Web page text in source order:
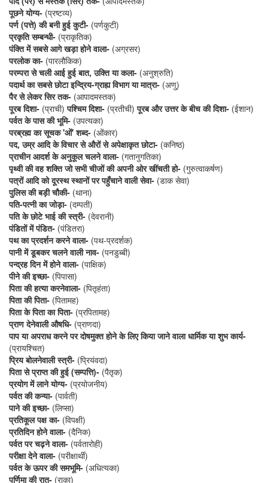
पूछने योग्य- (प्रष्टव्य)
पर्ण (पत्ते) की बनी हुई कुटी- (पर्णकुटी)
प्रकृति सम्बन्धी- (प्राकृतिक)
पंक्ति में सबसे आगे खड़ा होने वाला- (अग्रसर)
परलोक का- (पारलौकिक)
परम्परा से चली आई हुई बात, उक्ति या कला- (अनुश्रुति)
पदार्थ का सबसे छोटा इन्द्रिय-ग्राह्य विभाग या मात्रा- (अणु)
पैर से लेकर सिर तक- (आपादमस्तक)
पूरब दिशा- (प्राची)पश्चिम दिशा- (प्रतीची)पूरब और उत्तर के बीच की दिशा- (ईशान)
पर्वत के पास की भूमि- (उपत्यका)
परब्रह्म का सूचक 'ओं' शब्द- (ओंकार)
पद, उम्र आदि के विचार से औरों से अपेक्षाकृत छोटा- (कनिष्ठ)
प्राचीन आदर्श के अनुकूल चलने वाला- (गतानुगतिका)
पृथ्वी की वह शक्ति जो सभी चीजों की अपनी ओर खींचती हो- (गुरुत्वाकर्षण)
पत्रों आदि को दूरस्थ स्थानों पर पहुँचाने वाली सेवा- (डाक सेवा)
पुलिस की बड़ी चौकी- (थाना)
पति-पत्नी का जोड़ा- (दम्पती)
पति के छोटे भाई की स्त्री- (देवरानी)
पंडितों में पंडित- (पंडितरा)
पथ का प्रदर्शन करने वाला- (पथ-प्रदर्शक)
पानी में डूबकर चलने वाली नाव- (पनडुब्बी)
पन्द्रह दिन में होने वाला- (पाक्षिक)
पीने की इच्छा- (पिपासा)
पिता की हत्या करनेवाला- (पितृहंता)
पिता की पिता- (पितामह)
पिता के पिता का पिता- (प्रपितामह)
प्राण देनेवाली औषधि- (प्राणदा)
पाप या अपराध करने पर दोषमुक्त होने के लिए किया जाने वाला धार्मिक या शुभ कार्य-
(प्रायश्चित)
प्रिय बोलनेवाली स्त्री- (प्रियंवदा)
पिता से प्राप्त की हुई (सम्पत्ति)- (पैतृक)
प्रयोग में लाने योग्य- (प्रयोजनीय)
पर्वत की कन्या- (पार्वती)
पाने की इच्छा- (लिप्सा)
प्रतिकूल पक्ष का- (विपक्षी)
प्रतिदिन होने वाला- (दैनिक)
पर्वत पर चढ़ने वाला- (पर्वतारोही)
परीक्षा देने वाला- (परीक्षार्थी)
पर्वत के ऊपर की समभूमि- (अधित्यका)
पूर्णिमा की रात- (राका)